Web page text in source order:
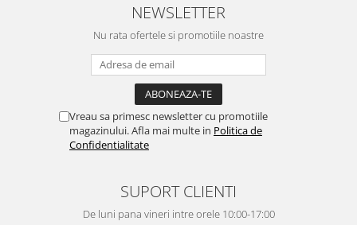
NEWSLETTER
Nu rata ofertele si promotiile noastre
Vreau sa primesc newsletter cu promotiile
magazinului. Afla mai multe in Politica de
Confidentialitate
SUPORT CLIENTI
De luni pana vineri intre orele 10:00-17:00